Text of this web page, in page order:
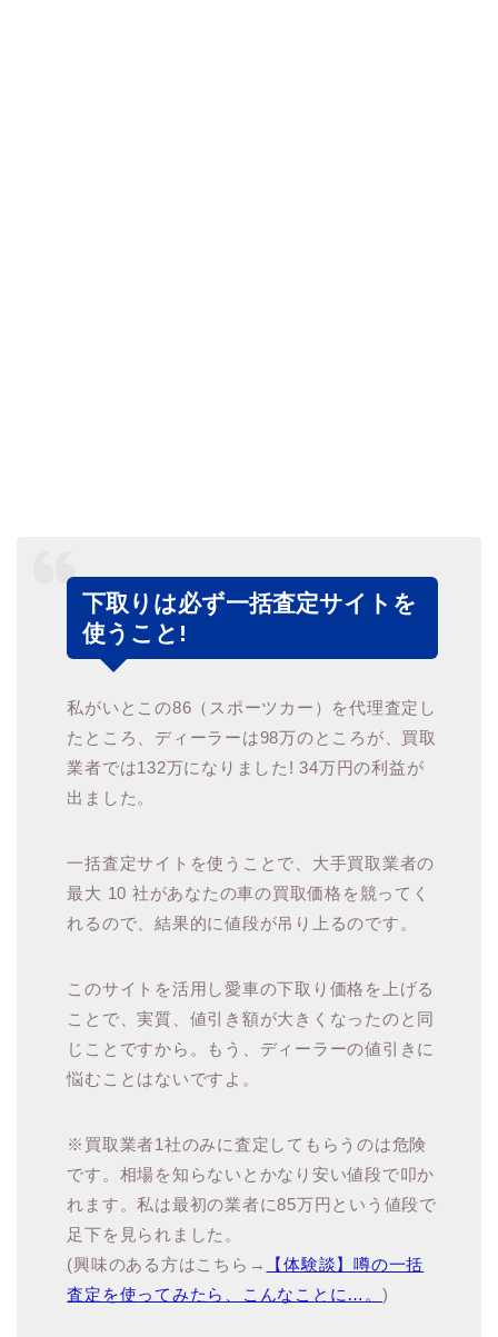
下取りは必ず一括査定サイトを
使うこと!
私がいとこの86（スポーツカー）を代理査定し
たところ、ディーラーは98万のところが、買取
業者では132万になりました! 34万円の利益が
出ました。
一括査定サイトを使うことで、大手買取業者の
最大 10 社があなたの車の買取価格を競ってく
れるので、結果的に値段が吊り上るのです。
このサイトを活用し愛車の下取り価格を上げる
ことで、実質、値引き額が大きくなったのと同
じことですから。もう、ディーラーの値引きに
悩むことはないですよ。
※買取業者1社のみに査定してもらうのは危険
です。相場を知らないとかなり安い値段で叩か
れます。私は最初の業者に85万円という値段で
足下を見られました。
(興味のある方はこちら→
【体験談】噂の一括
査定を使ってみたら、こんなことに…。 )